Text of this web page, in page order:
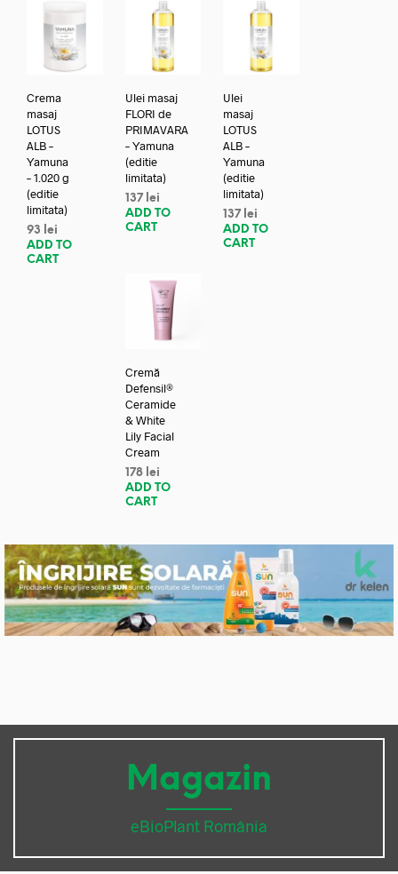
Crema
masaj
LOTUS
ALB –
Yamuna
– 1.020 g
(editie
limitata)
93
lei
ADD TO
CART
Ulei masaj
FLORI de
PRIMAVARA
– Yamuna
(editie
limitata)
137 lei
ADD TO
CART
Ulei
masaj
LOTUS
ALB –
Yamuna
(editie
limitata)
137 lei
ADD TO
CART
Cremă
Defensil®
Ceramide
& White
Lily Facial
Cream
178 lei
ADD TO
CART
Magazin
eBioPlant România